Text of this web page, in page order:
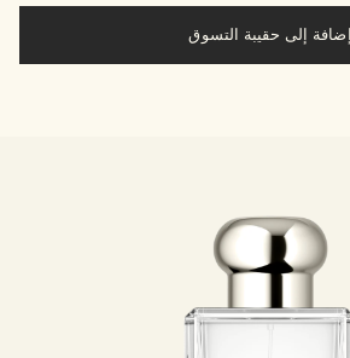
إلى حقيبة التسوق